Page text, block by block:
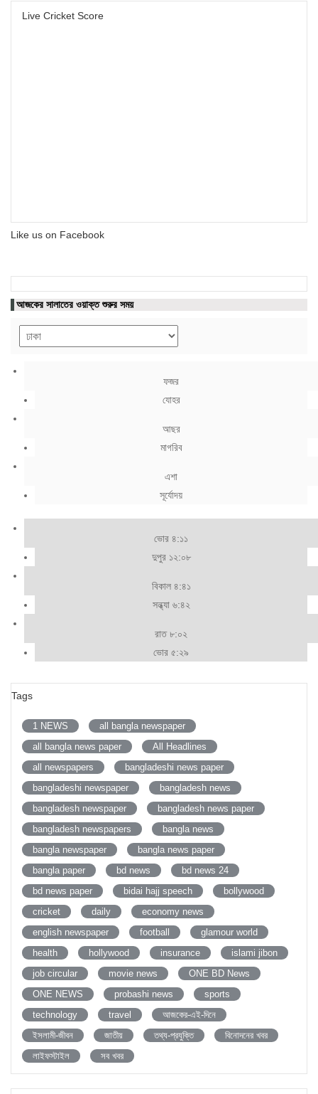
Live Cricket Score
Like us on Facebook
আজকের সালাতের ওয়াক্ত শুরুর সময়
ফজর
যোহর
আছর
মাগরিব
এশা
সূর্যোদয়
ভোর ৪:১১
দুপুর ১২:০৮
বিকাল ৪:৪১
সন্ধ্যা ৬:৪২
রাত ৮:০২
ভোর ৫:২৯
Tags
1 NEWS
all bangla newspaper
all bangla news paper
All Headlines
all newspapers
bangladeshi news paper
bangladeshi newspaper
bangladesh news
bangladesh newspaper
bangladesh news paper
bangladesh newspapers
bangla news
bangla newspaper
bangla news paper
bangla paper
bd news
bd news 24
bd news paper
bidai hajj speech
bollywood
cricket
daily
economy news
english newspaper
football
glamour world
health
hollywood insurance
islami jibon
job circular
movie news
ONE BD News
ONE NEWS
probashi news
sports
technology
travel
আজকের-এই-দিনে
ইসলামী-জীবন
জাতীয় তথ্য-প্রযুক্তি
বিনোদনের খবর
লাইফস্টাইল
সব খবর